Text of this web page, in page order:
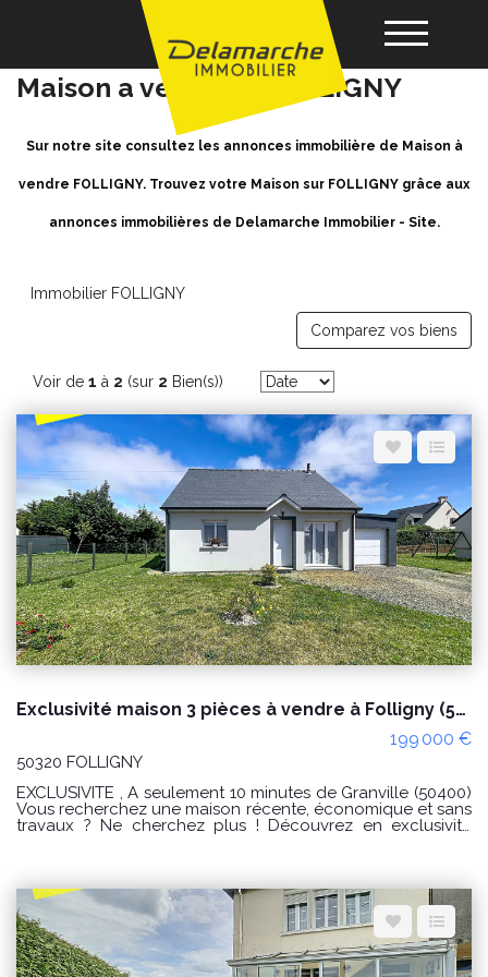
Acheter
Nos agences
Espace client Nous contacter
Achat / Vente Maison FOLLIGNY -
Maison a vendre à FOLLIGNY
Sur notre site consultez les annonces immobilière de Maison à
vendre FOLLIGNY. Trouvez votre Maison sur FOLLIGNY grâce aux
annonces immobilières de Delamarche Immobilier - Site.
Immobilier FOLLIGNY
Comparez vos biens
Voir de 1 à 2 (sur 2 Bien(s))
Exclusivité maison 3 pièces à vendre à Folligny (50320) avec garage et combles aménageables sur terrain d'env. 490m²
199 000 €
50320 FOLLIGNY
EXCLUSIVITÉ , À seulement 10 minutes de Granville (50400)
Vous recherchez une maison récente, économique et sans
travaux ? Ne cherchez plus ! Découvrez en exclusivité
cuisine aménagée ouverte sur le séjour, idéale pour
partager des moments en famille ou entre amis. L'espace
nuit comprend deux chambres, une salle d'eau
contemporaine ainsi qu'un WC indépendant. Un garage
attenant complète l'ensemble, avec des combles
aménageables, offrant un beau potentiel